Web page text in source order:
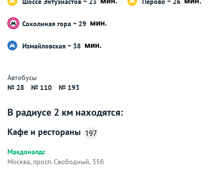
Соколиная гора ~ 29
Измайловская ~ 38
Автобусы
№ 28
№ 110 № 193
В радиусе 2 км находятся:
Кафе и рестораны 197
Макдоналдс
Москва, просп. Свободный, 35б